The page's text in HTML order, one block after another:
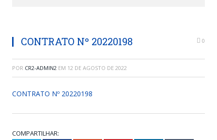
CONTRATO Nº 20220198 0
POR CR2-ADMIN2 EM 12 DE AGOSTO DE 2022
CONTRATO Nº 20220198
COMPARTILHAR: